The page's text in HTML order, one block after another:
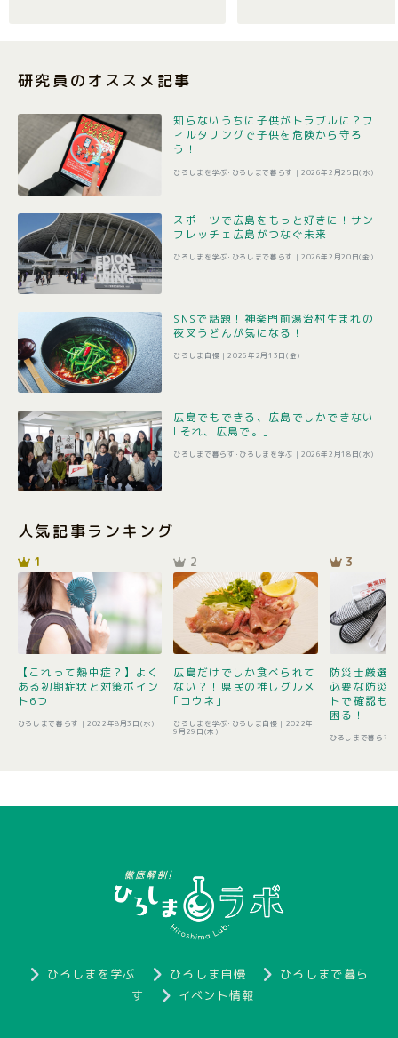
研究員のオススメ記事
知らないうちに子供がトラブルに？フ
ィルタリングで子供を危険から守ろ
う！
ひろしまを学ぶ･ひろしまで暮らす | 2026年2月25日(水)
スポーツで広島をもっと好きに！サン
フレッチェ広島がつなぐ未来
ひろしまを学ぶ･ひろしまで暮らす | 2026年2月20日(金)
SNSで話題！神楽門前湯治村生まれの
夜叉うどんが気になる！
ひろしま自慢 |2026年2月13日(金)
広島でもできる、広島でしかできない
｢それ、広島で。｣
ひろしまで暮らす･ひろしまを学ぶ | 2026年2月18日(水)
人気記事ランキング
1
【これって熱中症？】よく
ある初期症状と対策ポイン
ト6つ
ひろしまで暮らす | 2022年8月3日(水)
2
広島だけでしか食べられて
ない？！県民の推しグルメ
｢コウネ｣
ひろしまを学ぶ･ひろしま自慢 | 2022年
9月29日(木)
3
防災士厳選
必要な防災
トで確認も
困る！
ひろしまで暮らす
ひろしまを学ぶ ひろしま自慢
ひろしまで暮ら
す
イベント情報